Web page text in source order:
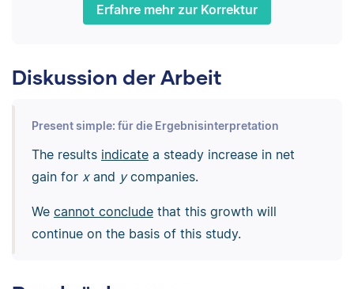
Erfahre mehr zur Korrektur
Diskussion der Arbeit
Present simple: für die Ergebnisinterpretation
The results indicatea steady increase in net
gain for xand ycompanies.
We cannot concludethat this growth will
continue on the basis of this study.